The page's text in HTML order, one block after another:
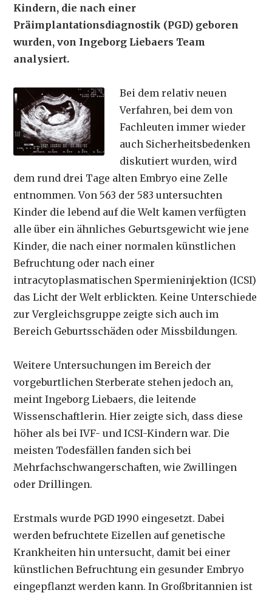
Kindern, die nach einer
Präimplantationsdiagnostik (PGD) geboren
wurden, von Ingeborg Liebaers Team
analysiert.
Bei dem relativ neuen
Verfahren, bei dem von
Fachleuten immer wieder
auch Sicherheitsbedenken
diskutiert wurden, wird
dem rund drei Tage alten Embryo eine Zelle
entnommen. Von 563 der 583 untersuchten
Kinder die lebend auf die Welt kamen verfügten
alle über ein ähnliches Geburtsgewicht wie jene
Kinder, die nach einer normalen künstlichen
Befruchtung oder nach einer
intracytoplasmatischen Spermieninjektion (ICSI)
das Licht der Welt erblickten. Keine Unterschiede
zur Vergleichsgruppe zeigte sich auch im
Bereich Geburtsschäden oder Missbildungen.
Weitere Untersuchungen im Bereich der
vorgeburtlichen Sterberate stehen jedoch an,
meint Ingeborg Liebaers, die leitende
Wissenschaftlerin. Hier zeigte sich, dass diese
höher als bei IVF- und ICSI-Kindern war. Die
meisten Todesfällen fanden sich bei
Mehrfachschwangerschaften, wie Zwillingen
oder Drillingen.
Erstmals wurde PGD 1990 eingesetzt. Dabei
werden befruchtete Eizellen auf genetische
Krankheiten hin untersucht, damit bei einer
künstlichen Befruchtung ein gesunder Embryo
eingepflanzt werden kann. In Großbritannien ist